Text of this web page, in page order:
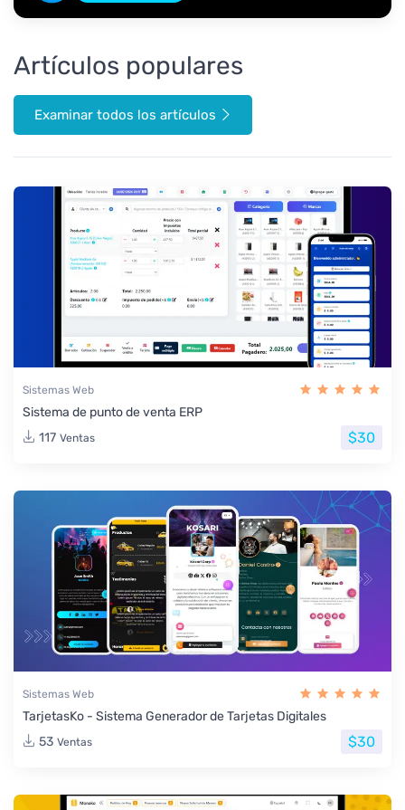
Artículos populares
Examinar todos los artículos
Sistemas Web
Sistema de punto de venta ERP
117 Ventas $30
Sistemas Web
TarjetasKo - Sistema Generador de Tarjetas Digitales
53 Ventas $30